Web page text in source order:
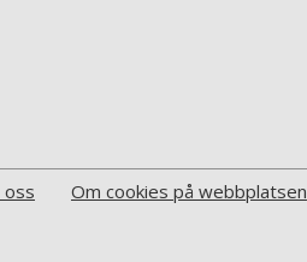
oss Om cookies på webbplatsen